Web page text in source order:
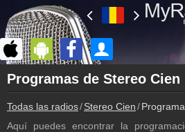
Página principal
myradioenvivo.mx
Stereo Cien
Atrás a la página de Stereo Cien
Programas de Stereo Cien
Todas las radios Stereo Cien
Aquí puedes encontrar la